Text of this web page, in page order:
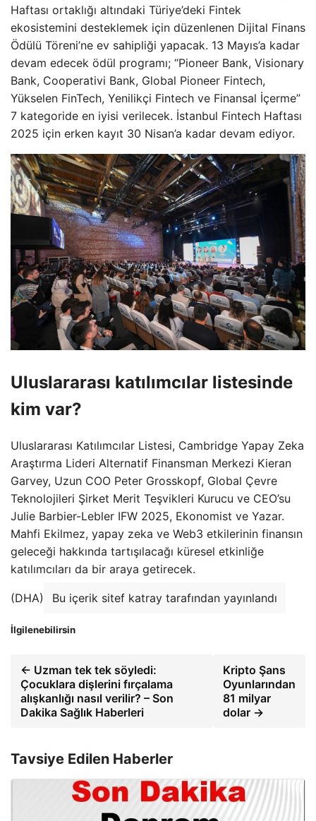
Haftası ortaklığı altındaki Türiye’deki Fintek
ekosistemini desteklemek için düzenlenen Dijital Finans
Ödülü Töreni’ne ev sahipliği yapacak. 13 Mayıs’a kadar
devam edecek ödül programı; “Pioneer Bank, Visionary
Bank, Cooperativi Bank, Global Pioneer Fintech,
Yükselen FinTech, Yenilikçi Fintech ve Finansal İçerme”
7 kategoride en iyisi verilecek. İstanbul Fintech Haftası
2025 için erken kayıt 30 Nisan’a kadar devam ediyor.
Uluslararası katılımcılar listesinde
kim var?
Uluslararası Katılımcılar Listesi, Cambridge Yapay Zeka
Araştırma Lideri Alternatif Finansman Merkezi Kieran
Garvey, Uzun COO Peter Grosskopf, Global Çevre
Teknolojileri Şirket Merit Teşvikleri Kurucu ve CEO’su
Julie Barbier-Lebler IFW 2025, Ekonomist ve Yazar.
Mahfi Ekilmez, yapay zeka ve Web3 etkilerinin finansın
geleceği hakkında tartışılacağı küresel etkinliğe
katılımcıları da bir araya getirecek.
(DHA) Bu içerik sitef katray tarafından yayınlandı
İlgilenebilirsin
← Uzman tek tek söyledi:
Çocuklara dişlerini fırçalama
alışkanlığı nasıl verilir? – Son
Dakika Sağlık Haberleri
Kripto Şans
Oyunlarından
81 milyar
dolar →
Tavsiye Edilen Haberler